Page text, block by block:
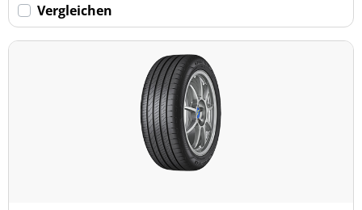
Vergleichen